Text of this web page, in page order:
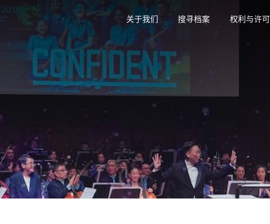
关于我们 搜寻档案 权利与许可